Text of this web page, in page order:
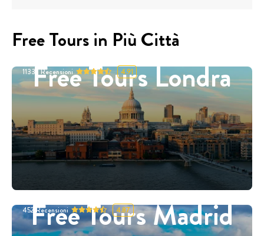
Free Tours in Più Città
Free Tours Londra
11332Recensioni 4.91
Free Tours Madrid
452 Recensioni 4.87